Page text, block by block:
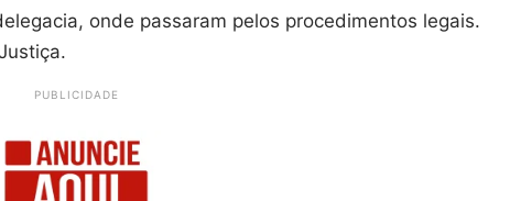
onde passaram pelos procedimentos legais.
PUBLICIDADE